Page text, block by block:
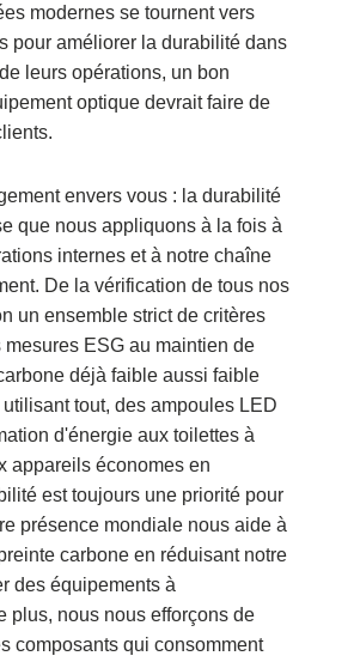
modernes se tournent vers
pour améliorer la durabilité dans
leurs opérations, un bon
optique devrait faire de
envers vous : la durabilité
que nous appliquons à la fois à
internes et à notre chaîne
De la vérification de tous nos
un ensemble strict de critères
ESG au maintien de
déjà faible aussi faible
tout, des ampoules LED
d'énergie aux toilettes à
appareils économes en
est toujours une priorité pour
présence mondiale nous aide à
carbone en réduisant notre
des équipements à
plus, nous nous efforçons de
composants qui consomment